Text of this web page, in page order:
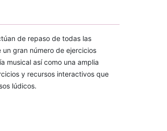
de repaso de todas las
gran número de ejercicios
musical así como una amplia
y recursos interactivos que
lúdicos.